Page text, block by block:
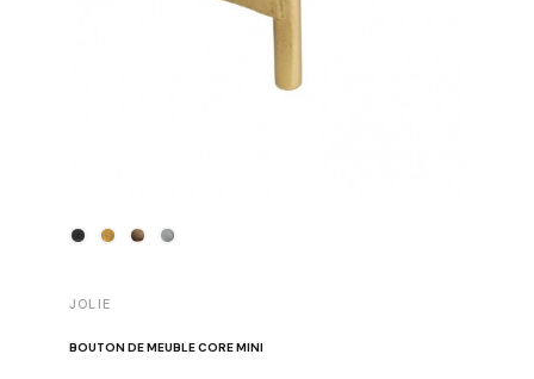
JOLIE
BOUTON DE MEUBLE CORE MINI